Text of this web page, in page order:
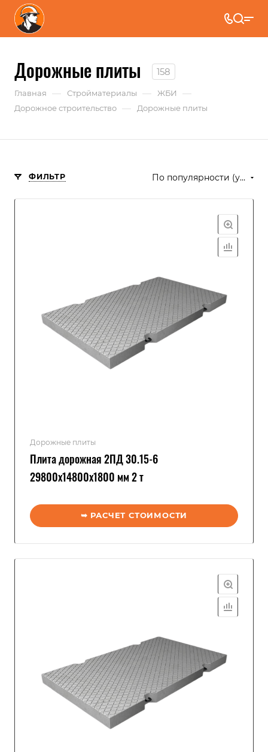
Дорожные плиты 158
Главная — Стройматериалы — ЖБИ —
Дорожное строительство — Дорожные плиты
ФИЛЬТР По популярности (убывание)
Дорожные плиты
Плита дорожная 2ПД 30.15-6
29800x14800x1800 мм 2 т
➥ РАСЧЕТ СТОИМОСТИ